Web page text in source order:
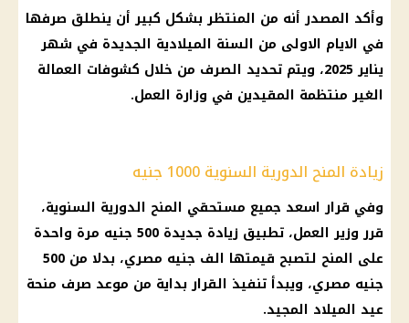
وأكد المصدر أنه من المنتظر بشكل كبير أن ينطلق صرفها
في الايام الاولى من السنة الميلادية الجديدة في شهر
يناير 2025، ويتم تحديد الصرف من خلال كشوفات العمالة
الغير منتظمة المقيدين في وزارة العمل.
زيادة المنح الدورية السنوية 1000 جنيه
وفي قرار اسعد جميع مستحقي المنح الدورية السنوية،
قرر وزير العمل، تطبيق زيادة جديدة 500 جنيه مرة واحدة
على المنح لتصبح قيمتها الف جنيه مصري، بدلا من 500
جنيه مصري، ويبدأ تنفيذ القرار بداية من موعد صرف منحة
عيد الميلاد المجيد.